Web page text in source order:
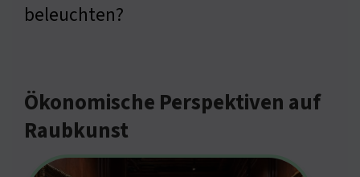
beleuchten?
Ökonomische Perspektiven auf
Raubkunst